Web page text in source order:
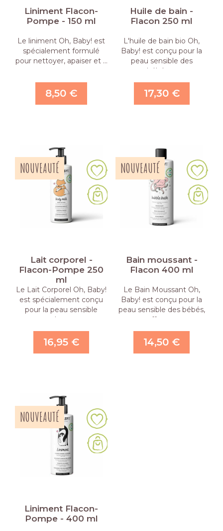
Liniment Flacon-
Pompe - 150 ml
Le liniment Oh, Baby! est
spécialement formulé
pour nettoyer, apaiser et …
8,50 €
Huile de bain -
Flacon 250 ml
L'huile de bain bio Oh,
Baby! est conçu pour la
peau sensible des
bébés. …
17,30 €
NOUVEAUTÉ
Lait corporel -
Flacon-Pompe 250
ml
Le Lait Corporel Oh, Baby!
est spécialement conçu
pour la peau sensible
des …
16,95 €
NOUVEAUTÉ
Bain moussant -
Flacon 400 ml
Le Bain Moussant Oh,
Baby! est conçu pour la
peau sensible des bébés,
offrant …
14,50 €
NOUVEAUTÉ
Liniment Flacon-
Pompe - 400 ml